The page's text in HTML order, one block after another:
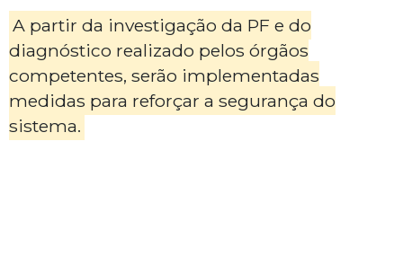
A partir da investigação da PF e do
diagnóstico realizado pelos órgãos
competentes, serão implementadas
medidas para reforçar a segurança do
sistema.